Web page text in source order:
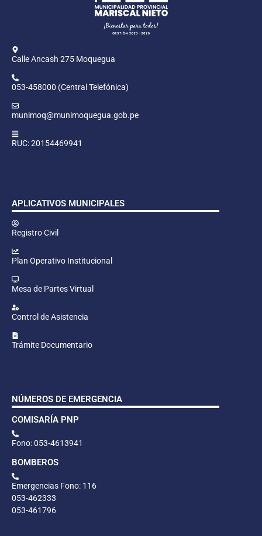
Calle Ancash 275 Moquegua
053-458000 (Central Telefónica)
munimoq@munimoquegua.gob.pe
RUC: 20154469941
APLICATIVOS MUNICIPALES
Registro Civil
Plan Operativo Institucional
Mesa de Partes Virtual
Control de Asistencia
Trámite Documentario
NÚMEROS DE EMERGENCIA
COMISARÍA PNP
Fono: 053-4613941
BOMBEROS
Emergencias Fono: 116
053-462333
053-461796